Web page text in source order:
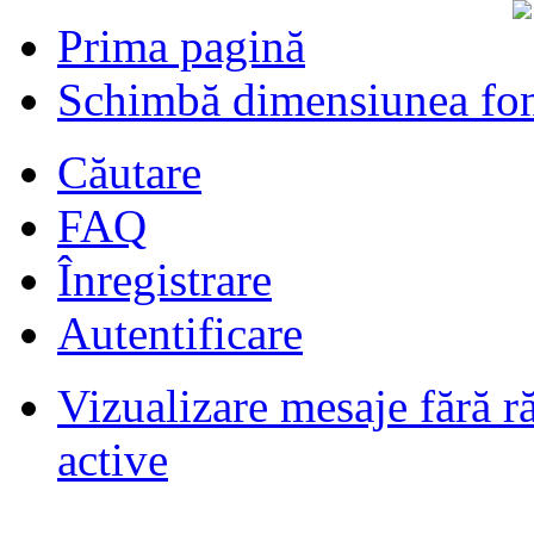
Prima pagină
Schimbă dimensiunea
Căutare
FAQ
Înregistrare
Autentificare
Vizualizare mesaje fără
active
Filmari si fotografii DPS de DPS
ultimul raspuns:DPS
Masini de inchiriatin Baucuresti
aeroportdeparaschivrazvan25